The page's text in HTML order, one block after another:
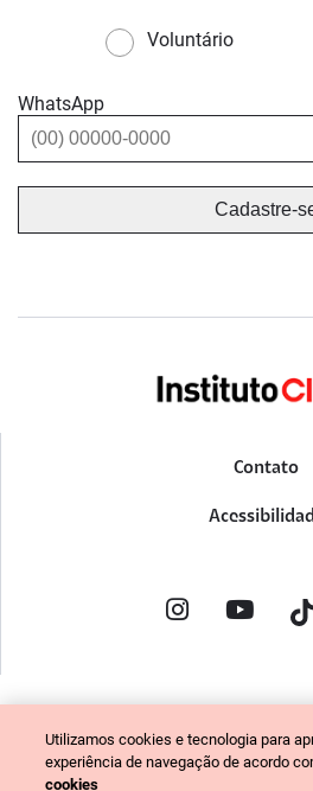
Voluntário
WhatsApp
Contato
PORTAL DE
CÓDIGO DE ÉTICA
Utilizamos cookies e tecnologia para
experiência de navegação de acordo
cookies